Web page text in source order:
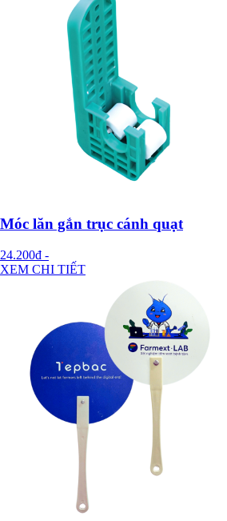
Móc lăn gắn trục cánh quạt
24.200đ -
XEM CHI TIẾT